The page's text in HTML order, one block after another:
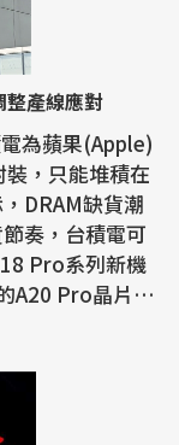
整產線應對
為蘋果(Apple)
，只能堆積在
DRAM缺貨潮
奏，台積電可
A20 Pro晶片，